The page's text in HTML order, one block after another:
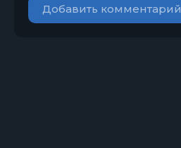
Добавить комментарий